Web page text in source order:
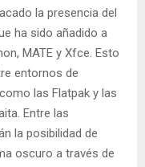
la presencia del
ha sido añadido a
MATE y Xfce. Esto
entornos de
las Flatpak y las
Entre las
la posibilidad de
oscuro a través de